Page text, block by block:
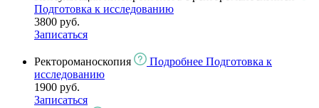
Подготовка к исследованию
3800 руб.
Записаться
Ректороманоскопия Подробнее Подготовка к
исследованию
1900 руб.
Записаться